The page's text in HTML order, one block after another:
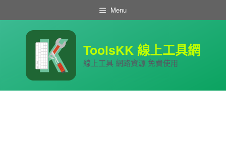
Menu
ToolsKK 線上工具網
線上工具 網路資源 免費使用